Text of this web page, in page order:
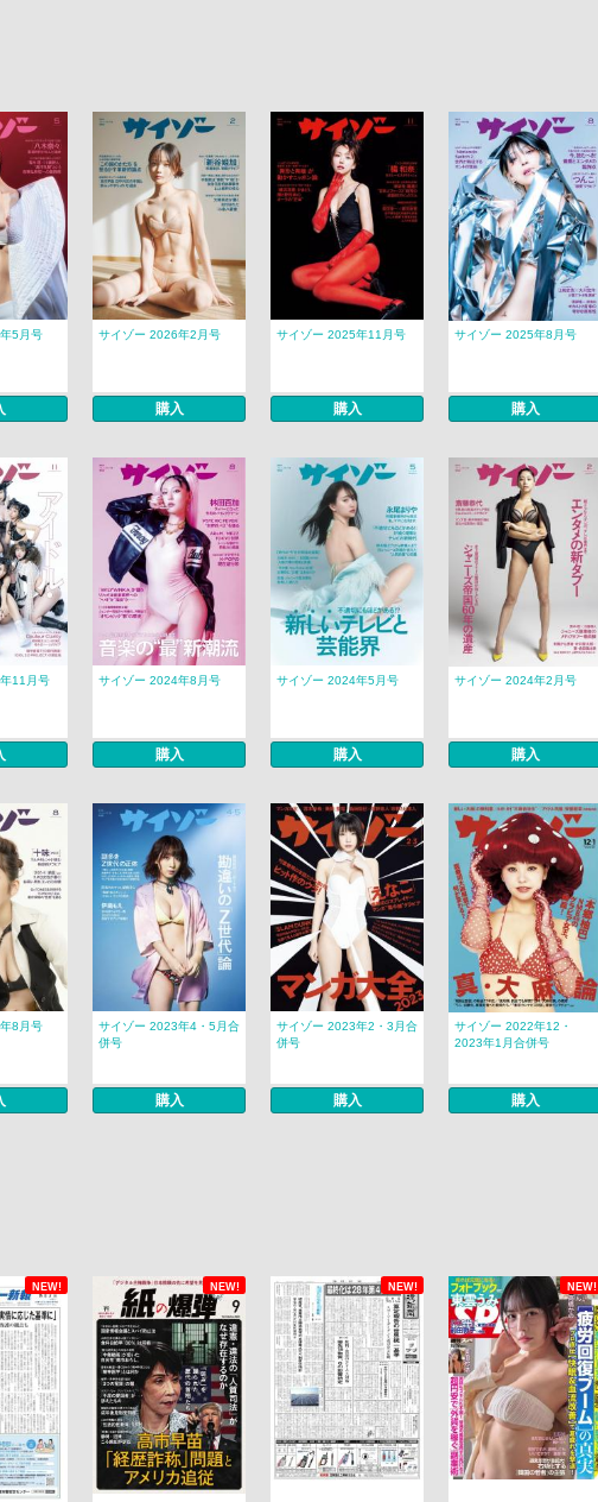
5月号 サイゾー 2026年2月号
購入
サイゾー 2025年11月号
購入
サイゾー 2025年8月号
購入
11月号 サイゾー 2024年8月号
購入
サイゾー 2024年5月号
購入
サイゾー 2024年2月号
購入
8月号
サイゾー 2023年4・5月合
併号
購入
サイゾー 2023年2・3月合
併号
購入
サイゾー 2022年12・
2023年1月合併号
購入
NEW! NEW! NEW! NEW!